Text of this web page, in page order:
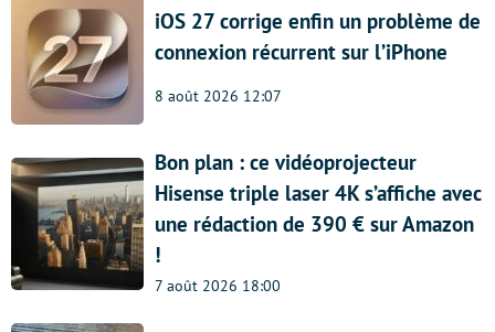
iOS 27 corrige enfin un problème de
connexion récurrent sur l’iPhone
8 août 2026 12:07
Bon plan : ce vidéoprojecteur
Hisense triple laser 4K s’affiche avec
une rédaction de 390 € sur Amazon
!
7 août 2026 18:00